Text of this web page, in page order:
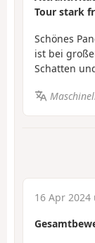
Tour stark
Schönes
ist bei
Schatten
16 Apr 2024